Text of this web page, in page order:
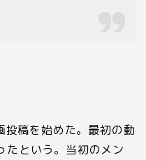
投稿を始めた。最初の動
たという。当初のメン